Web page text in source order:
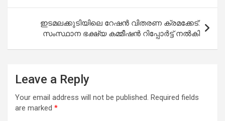
ഇടമലക്കുടിയിലെ റേഷൻ വിതരണ ക്രമക്കേട്:
സംസ്ഥാന ഭക്ഷ്യ കമ്മീഷൻ റിപ്പോർട്ട് നൽകി
Leave a Reply
Your email address will not be published. Required fields
are marked *